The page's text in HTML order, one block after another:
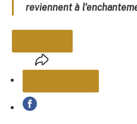
reviennent à
PARTAGER